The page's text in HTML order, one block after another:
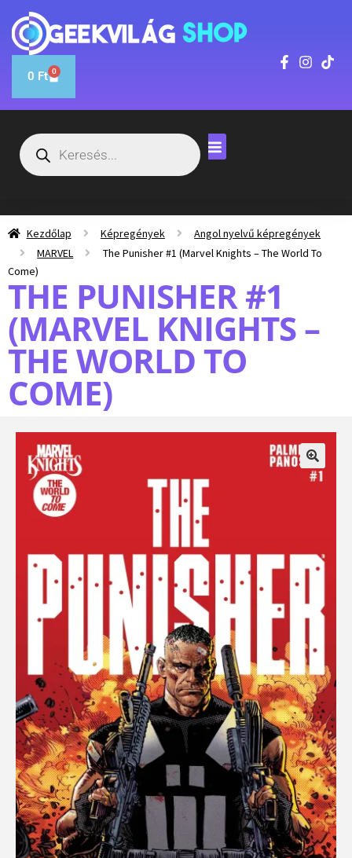
0 Ft 0
Kezdőlap Képregények
Angol nyelvű képregények
MARVEL
The Punisher #1 (Marvel Knights – The World To
Come)
THE PUNISHER #1
(MARVEL KNIGHTS –
THE WORLD TO
COME)